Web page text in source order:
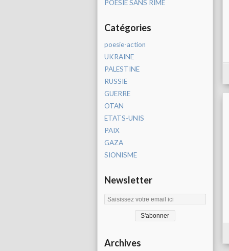
POESIE SANS RIME
Catégories
poesie-action
UKRAINE
PALESTINE
RUSSIE
GUERRE
OTAN
ETATS-UNIS
PAIX
GAZA
SIONISME
Newsletter
Archives